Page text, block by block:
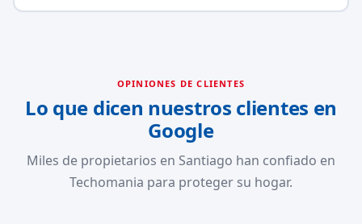
OPINIONES DE CLIENTES
Lo que dicen nuestros clientes en
Google
Miles de propietarios en Santiago han confiado en
Techomania para proteger su hogar.